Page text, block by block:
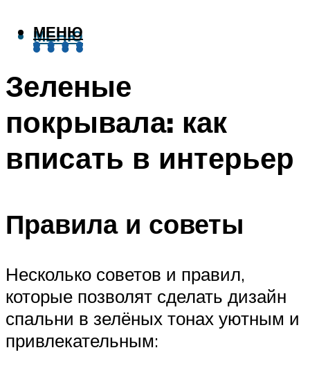
МЕНЮ
МЕНЮ
Зеленые
покрывала: как
вписать в интерьер
Правила и советы
Несколько советов и правил,
которые позволят сделать дизайн
спальни в зелёных тонах уютным и
привлекательным: